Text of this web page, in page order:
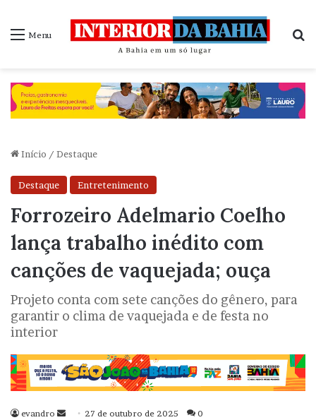
Menu
Início / Destaque
Destaque Entretenimento
Forrozeiro Adelmario Coelho
lança trabalho inédito com
canções de vaquejada; ouça
Projeto conta com sete canções do gênero, para
garantir o clima de vaquejada e de festa no
interior
evandro
Mande27 de outubro de 2025 0